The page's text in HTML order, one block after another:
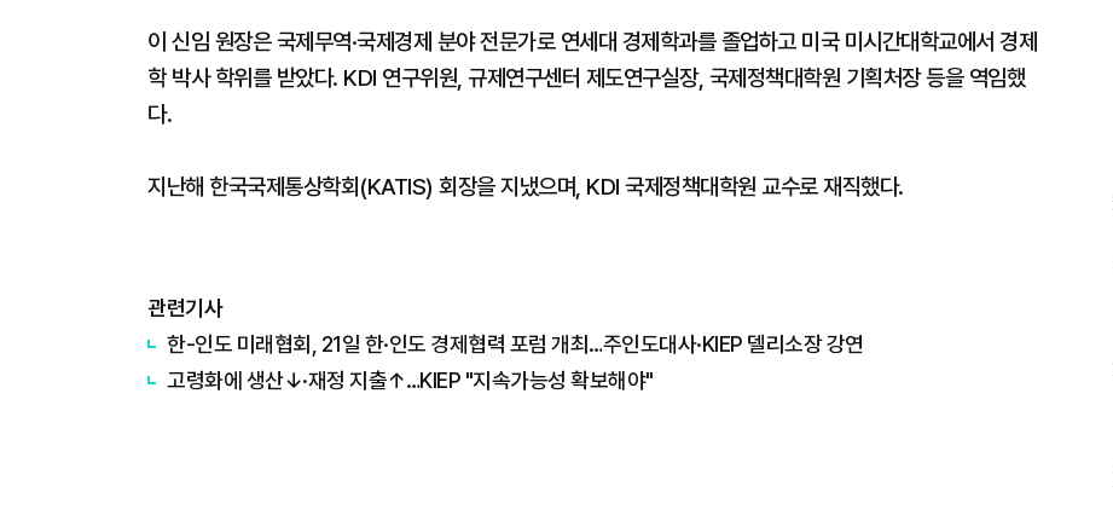
이 신임 원장은 국제무역·국제경제 분야 전문가로 연세대 경제학과를 졸업하고 미국 미시간대학교에서 경제
학 박사 학위를 받았다. KDI 연구위원, 규제연구센터 제도연구실장, 국제정책대학원 기획처장 등을 역임했
다.
지난해 한국국제통상학회(KATIS) 회장을 지냈으며, KDI 국제정책대학원 교수로 재직했다.
관련기사
한-인도 미래협회, 21일 한·인도 경제협력 포럼 개최…주인도대사·KIEP 델리소장 강연
고령화에 생산↓·재정 지출↑…KIEP "지속가능성 확보해야"